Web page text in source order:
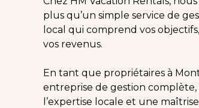
plus qu’un simple service de
local qui comprend vos
vos revenus.
En tant que propriétaires à
entreprise de gestion complète,
l’expertise locale et une